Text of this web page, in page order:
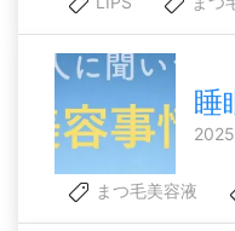
睡
まつ毛美容液